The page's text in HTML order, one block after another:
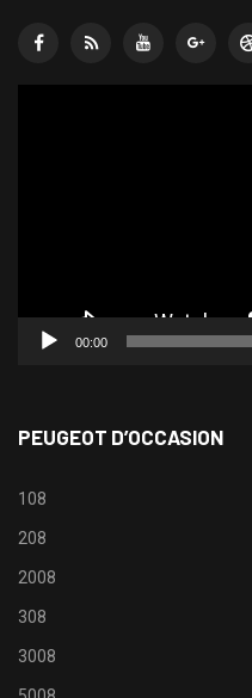
00:00
PEUGEOT D’OCCASION
108
208
2008
308
3008